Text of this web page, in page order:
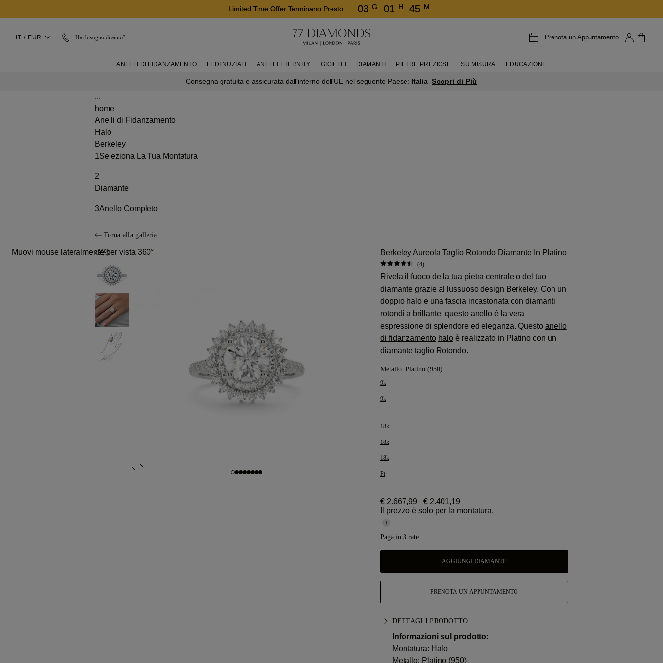
Limited Time Offer Terminano Presto 03 G 01 H 45 M
IT / EUR Hai bisogno di aiuto? Prenota un Appuntamento
ANELLI DI FIDANZAMENTO FEDI NUZIALI ANELLI ETERNITY GIOIELLI DIAMANTI PIETRE PREZIOSE SU MISURA EDUCAZIONE
Consegna gratuita e assicurata dall'interno dell'UE nel seguente Paese: Italia Scopri di Più
...
home
Anelli di Fidanzamento
Halo
Berkeley
1Seleziona La Tua Montatura
2
Diamante
3Anello Completo
Torna alla galleria
Muovi mouse lateralmente per vista 360° Berkeley Aureola Taglio Rotondo Diamante In Platino
(4)
Rivela il fuoco della tua pietra centrale o del tuo
diamante grazie al lussuoso design Berkeley. Con un
doppio halo e una fascia incastonata con diamanti
rotondi a brillante, questo anello è la vera
espressione di splendore ed eleganza. Questo anello
di fidanzamento haloè realizzato in Platino con un
diamante taglio Rotondo.
Metallo: Platino (950)
9k
9k
18k
18k
18k
Pt
€ 2.667,99
€ 2.401,19
Il prezzo è solo per la montatura.
Paga in 3 rate
AGGIUNGI DIAMANTE
PRENOTA UN APPUNTAMENTO
DETTAGLI PRODOTTO
Informazioni sul prodotto:
Montatura: Halo
Metallo: Platino (950)